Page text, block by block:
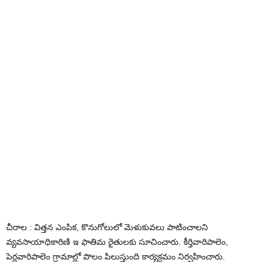
చీరాల : విత్త‌న ఎంపిక‌, కొనుగోలులో మెళుకువలు పాటించాల‌ని
వ్య‌వ‌సాయాధికారిణి ఇ ఫాతిమ రైతులకు సూచించారు. కీర్తివారిపాలెం,
పెర్ల‌వారిపాలెం గ్రామాల్లో పొలం పిలుస్తుంది కార్య‌క్ర‌మం నిర్వ‌హించారు.